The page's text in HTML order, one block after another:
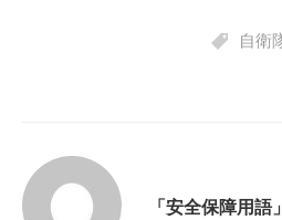
自衛
「安全保障用語